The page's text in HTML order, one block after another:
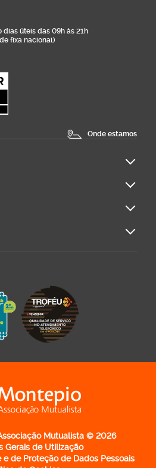
úteis das 09h às 21h
fixa nacional)
Onde estamos
Associação Mutualista -
Mutualista © 2026
Gerais de Utilização
de Proteção de Dados Pessoais